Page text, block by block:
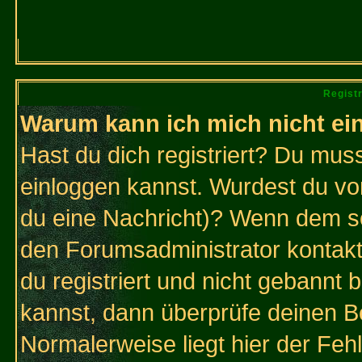
Warum kann ich mich nicht
Hast du dich registriert? Du
einloggen kannst. Wurdest du
du eine Nachricht)? Wenn dem
den Forumsadministrator
du registriert und nicht gebannt
kannst, dann überprüfe deinen
Normalerweise liegt hier der